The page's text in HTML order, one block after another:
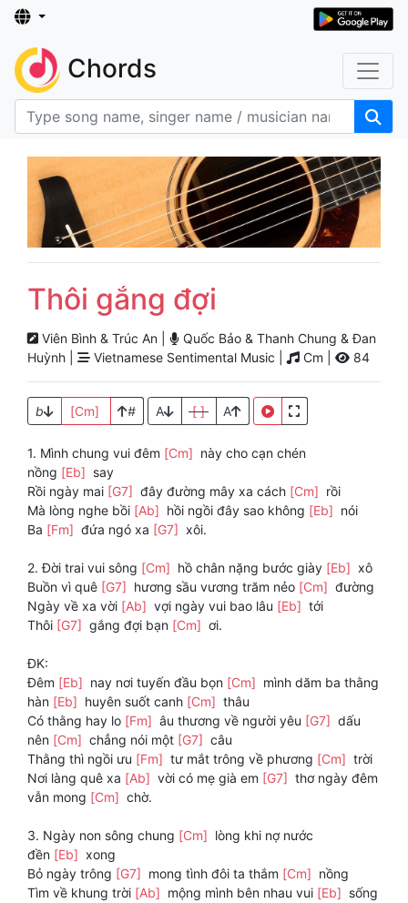
Chords
Thôi gắng đợi
Viên Bình & Trúc An |
Quốc Bảo & Thanh Chung & Đan
Huỳnh |
Vietnamese Sentimental Music | Cm | 84
b [Cm] # A [ ] A
1. Mình chung vui đêm [Cm] này cho cạn chén
nồng [Eb] say
Rồi ngày mai [G7] đây đường mây xa cách [Cm] rồi
Mà lòng nghe bồi [Ab] hồi ngồi đây sao không [Eb] nói
Ba [Fm] đứa ngó xa [G7] xôi.
2. Đời trai vui sông [Cm] hồ chân nặng bước giày [Eb] xô
Buồn vì quê [G7] hương sầu vương trăm nẻo [Cm] đường
Ngày về xa vời [Ab] vợi ngày vui bao lâu [Eb] tới
Thôi [G7] gắng đợi bạn [Cm] ơi.
ĐK:
Đêm [Eb] nay nơi tuyến đầu bọn [Cm] mình dăm ba thằng
hàn [Eb] huyên suốt canh [Cm] thâu
Có thằng hay lo [Fm] âu thương về người yêu [G7] dấu
nên [Cm] chẳng nói một [G7] câu
Thằng thì ngồi ưu [Fm] tư mắt trông về phương [Cm] trời
Nơi làng quê xa [Ab] vời có mẹ già em [G7] thơ ngày đêm
vẫn mong [Cm] chờ.
3. Ngày non sông chung [Cm] lòng khi nợ nước
đền [Eb] xong
Bỏ ngày trông [G7] mong tình đôi ta thắm [Cm] nồng
Tìm về khung trời [Ab] mộng mình bên nhau vui [Eb] sống